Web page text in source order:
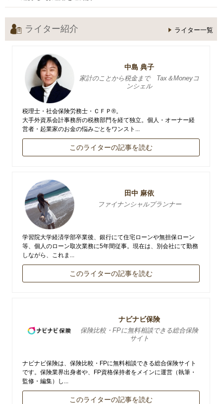
ライター紹介 ライター一覧
中島 典子
家計のことから税金まで Tax＆Moneyコ
ンシェル
税理士・社会保険労務士・ＣＦＰ®。
大手外資系会計事務所の税務部門を経て独立。個人・オーナー経
営者・起業家のお金の悩みごとをワンスト...
このライターの記事を読む
田中 麻依
ファイナンシャルプランナー
学習院大学経済学部卒業後、銀行にて住宅ローンや無担保ローン
等、個人のローン取次業務に5年間従事。現在は、別会社にて勤務
しながら、これま...
このライターの記事を読む
ナビナビ保険
保険比較・FPに無料相談できる総合保険
サイト
ナビナビ保険は、保険比較・FPに無料相談できる総合保険サイト
です。保険業界出身者や、FP資格保持者をメインに運営（執筆・
監修・編集）し...
このライターの記事を読む